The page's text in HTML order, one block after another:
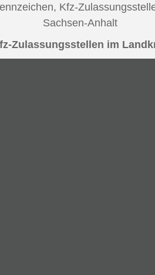
, Kfz-
Sachsen-Anhalt
Zulassungsstellen im